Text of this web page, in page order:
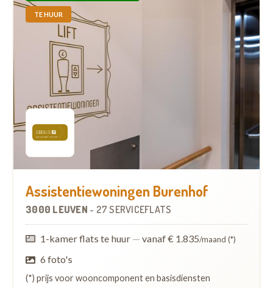
TE HUUR
Assistentiewoningen Burenhof
3000 LEUVEN - 27 SERVICEFLATS
1-kamer flats te huur — vanaf € 1.835/maand (*)
6 foto's
(*) prijs voor wooncomponent en basisdiensten